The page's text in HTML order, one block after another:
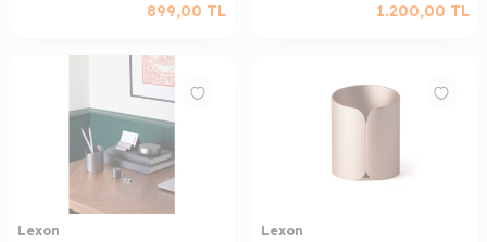
899,00 TL 1.200,00 TL
Lexon Lexon